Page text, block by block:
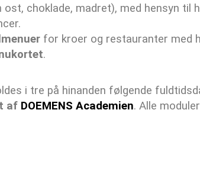
ost, choklade, madret), med hensyn til
for kroer og restauranter med
.
i tre på hinanden følgende
af DOEMENS Academien. Alle